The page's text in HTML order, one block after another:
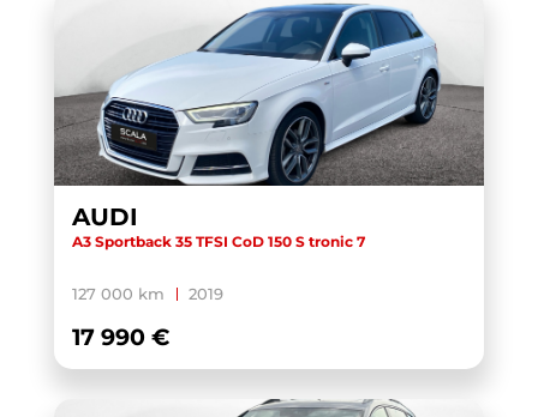
AUDI
A3 Sportback 35 TFSI CoD 150 S tronic 7
127 000 km 2019
17 990 €